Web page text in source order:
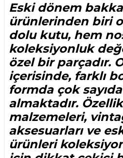
Eski dönem
ürünlerinden biri
dolu kutu, hem
koleksiyonluk
özel bir parçadır.
içerisinde, farklı
formda çok
almaktadır.
malzemeleri,
aksesuarları ve
ürünleri